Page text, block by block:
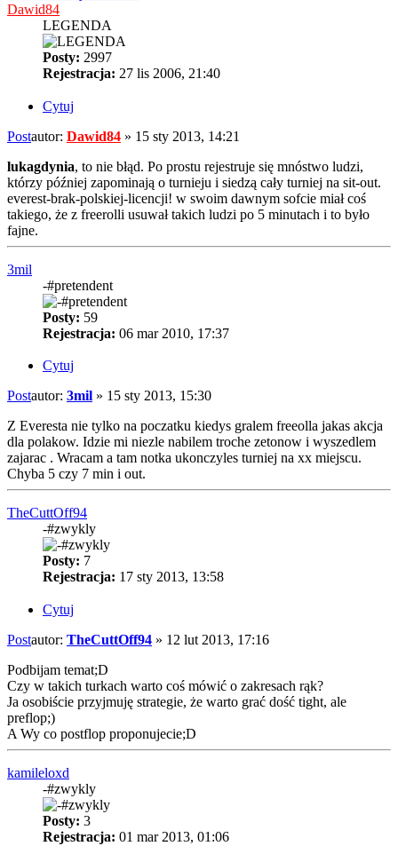
Dawid84
LEGENDA
Posty: 2997
Rejestracja: 27 lis 2006, 21:40
Cytuj
Postautor: Dawid84 » 15 sty 2013, 14:21
lukagdynia, to nie błąd. Po prostu rejestruje się mnóstwo ludzi,
którzy później zapominają o turnieju i siedzą cały turniej na sit-out.
everest-brak-polskiej-licencji! w swoim dawnym sofcie miał coś
takiego, że z freerolli usuwał takich ludzi po 5 minutach i to było
fajne.
3mil
-#pretendent
Posty: 59
Rejestracja: 06 mar 2010, 17:37
Cytuj
Postautor: 3mil » 15 sty 2013, 15:30
Z Everesta nie tylko na poczatku kiedys gralem freeolla jakas akcja
dla polakow. Idzie mi niezle nabilem troche zetonow i wyszedlem
zajarac . Wracam a tam notka ukonczyles turniej na xx miejscu.
Chyba 5 czy 7 min i out.
TheCuttOff94
-#zwykly
Posty: 7
Rejestracja: 17 sty 2013, 13:58
Cytuj
Postautor: TheCuttOff94 » 12 lut 2013, 17:16
Podbijam temat;D
Czy w takich turkach warto coś mówić o zakresach rąk?
Ja osobiście przyjmuję strategie, że warto grać dość tight, ale
preflop;)
A Wy co postflop proponujecie;D
kamileloxd
-#zwykly
Posty: 3
Rejestracja: 01 mar 2013, 01:06